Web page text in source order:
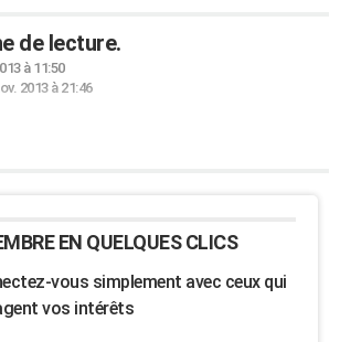
de lecture.
à 11:50
2013 à 21:46
EN QUELQUES CLICS
vous simplement avec ceux qui
vos intérêts